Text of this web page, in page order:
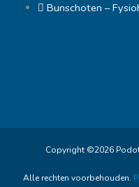
Bunschoten –
Copyright ©2026
Alle rechten voorbehouden.